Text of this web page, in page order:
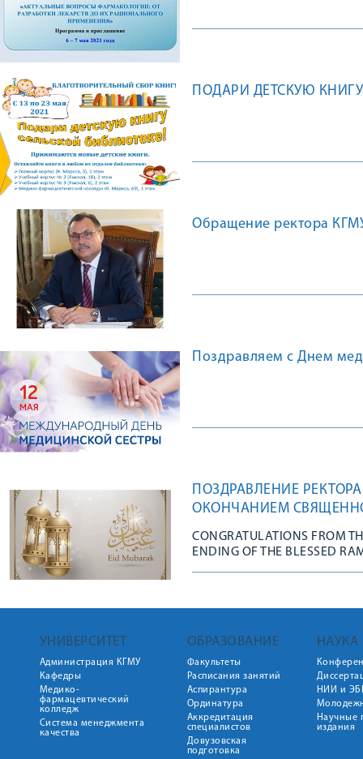
ПОДАРИ ДЕТСКУЮ
Обращение ректора
Поздравляем с Днем
ПОЗДРАВЛЕНИЕ
ОКОНЧАНИЕМ
CONGRATULATIONS FROM
ENDING OF THE BLESSED
УНИВЕРСИТЕТ
Администрация КГМУ
Кафедры
Медико-
фармацевтический
колледж
Система менеджмента
качества
ОБРАЗОВАНИЕ
Факультеты
Расписания занятий
Аспирантура
Ординатура
Аккредитация
специалистов
Довузовская
подготовка
НАУКА
НИИ и
Научные
издания